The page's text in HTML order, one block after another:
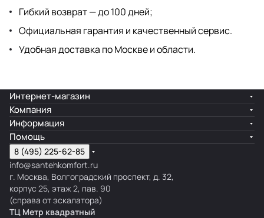
Гибкий возврат — до 100 дней;
Официальная гарантия и качественный сервис.
Удобная доставка по Москве и области.
Интернет-магазин
Компания
Информация
Помощь
8 (495) 225-62-85
info@santehkomfort.ru
г. Москва, Волгоградский проспект, д. 32,
корпус 25, этаж 2, пав. 90
(справа от эскалатора)
ТЦ Метр квадратный